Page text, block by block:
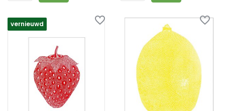
vernieuwd